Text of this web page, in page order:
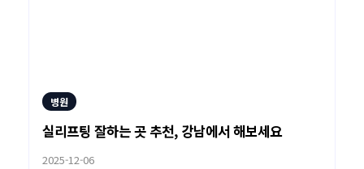
병원
실리프팅 잘하는 곳 추천, 강남에서 해보세요
2025-12-06